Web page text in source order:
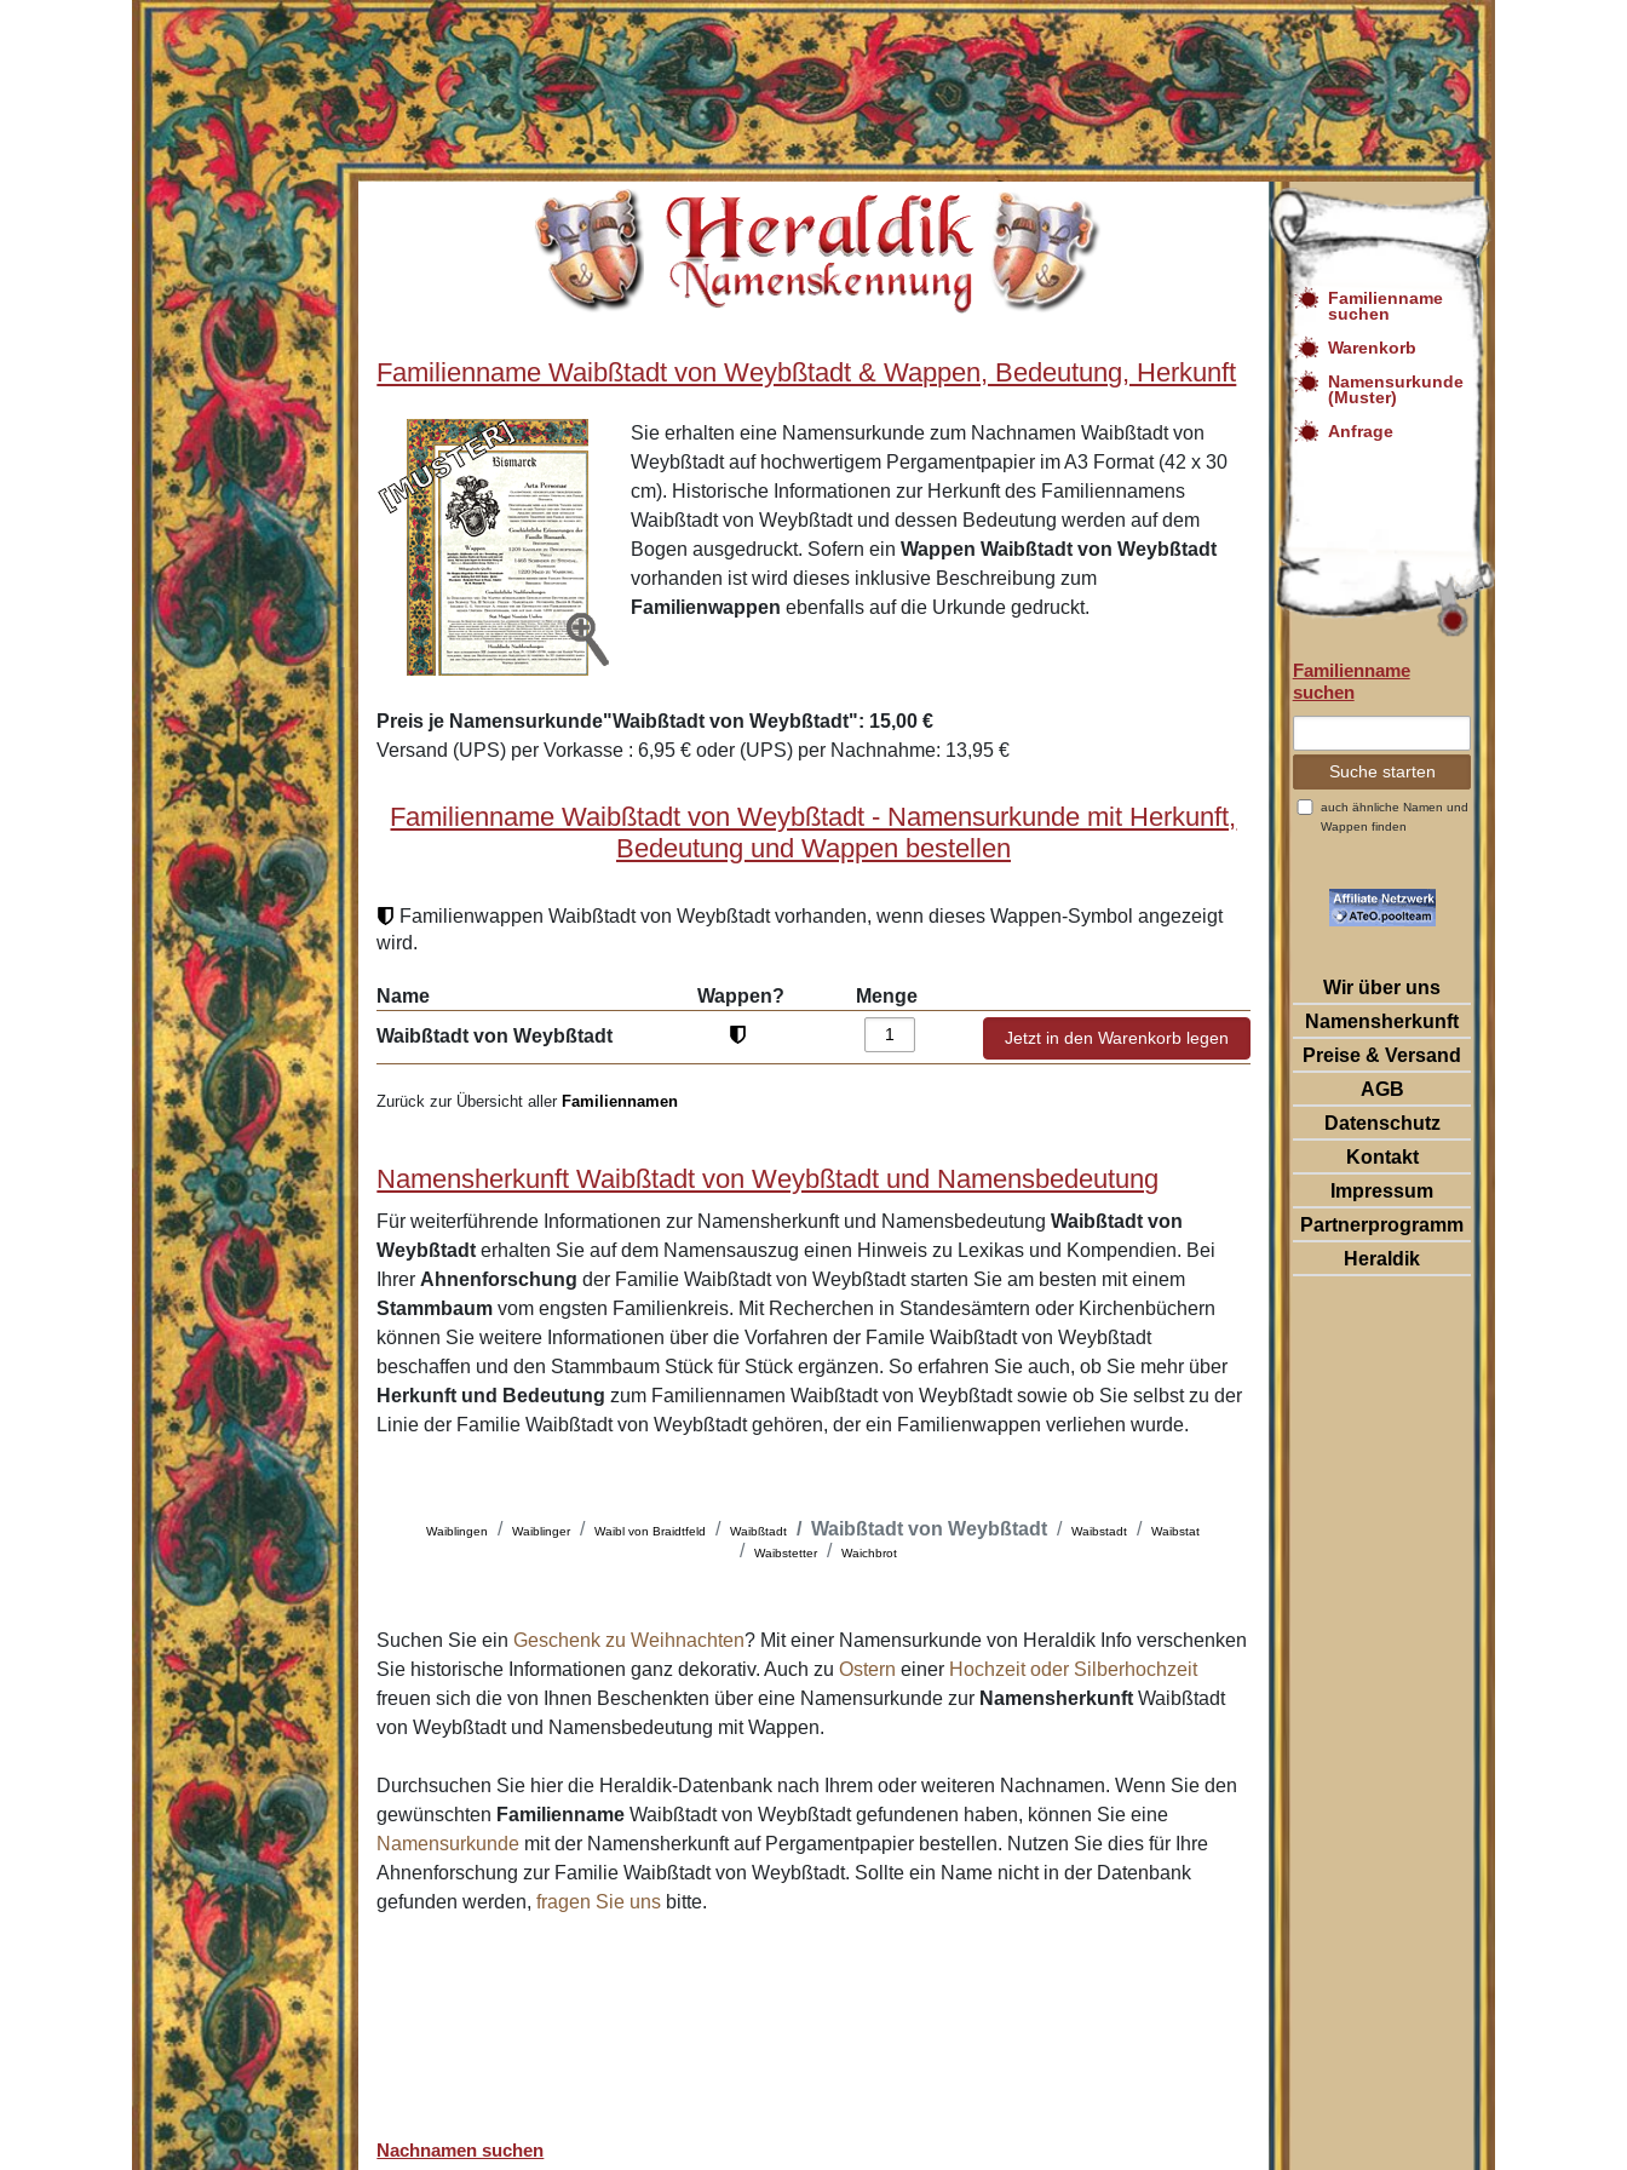
Familienname Waibßtadt von Weybßtadt & Wappen, Bedeutung, Herkunft
Sie erhalten eine Namensurkunde zum Nachnamen Waibßtadt von
Weybßtadt auf hochwertigem Pergamentpapier im A3 Format (42 x 30
cm). Historische Informationen zur Herkunft des Familiennamens
Waibßtadt von Weybßtadt und dessen Bedeutung werden auf dem
Bogen ausgedruckt. Sofern einWappen Waibßtadt von Weybßtadt
vorhanden ist wird dieses inklusive Beschreibung zum
Familienwappen ebenfalls auf die Urkunde gedruckt.
Preis je Namensurkunde"Waibßtadt von Weybßtadt": 15,00 €
Versand (UPS) per Vorkasse : 6,95 € oder (UPS) per Nachnahme: 13,95 €
Familienname Waibßtadt von Weybßtadt - Namensurkunde mit Herkunft,
Bedeutung und Wappen bestellen
Familienwappen Waibßtadt von Weybßtadt vorhanden, wenn dieses Wappen-Symbol angezeigt
wird.
Name Wappen?
Menge
Waibßtadt von Weybßtadt
Zurück zur Übersicht aller Familiennamen
Namensherkunft Waibßtadt von Weybßtadt und Namensbedeutung
Für weiterführende Informationen zur Namensherkunft und NamensbedeutungWaibßtadt von
Weybßtadt erhalten Sie auf dem Namensauszug einen Hinweis zu Lexikas und Kompendien. Bei
Ihrer Ahnenforschung der Familie Waibßtadt von Weybßtadt starten Sie am besten mit einem
Stammbaum vom engsten Familienkreis. Mit Recherchen in Standesämtern oder Kirchenbüchern
können Sie weitere Informationen über die Vorfahren der Famile Waibßtadt von Weybßtadt
beschaffen und den Stammbaum Stück für Stück ergänzen. So erfahren Sie auch, ob Sie mehr über
Herkunft und Bedeutung zum Familiennamen Waibßtadt von Weybßtadt sowie ob Sie selbst zu der
Linie der Familie Waibßtadt von Weybßtadt gehören, der ein Familienwappen verliehen wurde.
Waiblingen Waiblinger Waibl von Braidtfeld Waibßtadt Waibßtadt von Weybßtadt Waibstadt
Waibstat
Waibstetter
Waichbrot
Suchen Sie einGeschenk zu Weihnachten? Mit einer Namensurkunde von Heraldik Info verschenken
Sie historische Informationen ganz dekorativ. Auch zuOstern einer Hochzeit oder Silberhochzeit
freuen sich die von Ihnen Beschenkten über eine Namensurkunde zur Namensherkunft Waibßtadt
von Weybßtadt und Namensbedeutung mit Wappen.
Durchsuchen Sie hier die Heraldik-Datenbank nach Ihrem oder weiteren Nachnamen. Wenn Sie den
gewünschten Familienname Waibßtadt von Weybßtadt gefundenen haben, können Sie eine
Namensurkunde mit der Namensherkunft auf Pergamentpapier bestellen. Nutzen Sie dies für Ihre
Ahnenforschung zur Familie Waibßtadt von Weybßtadt. Sollte ein Name nicht in der Datenbank
gefunden werden,fragen Sie uns bitte.
Nachnamen suchen
Familienname
suchen
Warenkorb
Namensurkunde
(Muster)
Anfrage
Familienname
suchen
auch ähnliche Namen und
Wappen finden
Wir über uns
Namensherkunft
Preise & Versand
AGB
Datenschutz
Kontakt
Impressum
Partnerprogramm
Heraldik